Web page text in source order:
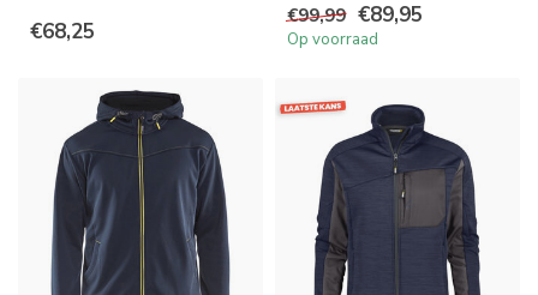
€68,25
€99,99 €89,95
Op voorraad